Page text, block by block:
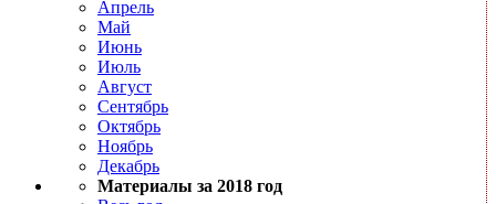
Апрель
Май
Июнь
Июль
Август
Сентябрь
Октябрь
Ноябрь
Декабрь
Материалы за 2018 год